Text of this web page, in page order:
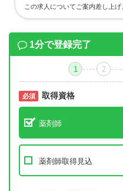
この求人についてご案内差し上げ
1分で登録完了
1 2
必須 取得資格
薬剤師
薬剤師取得見込